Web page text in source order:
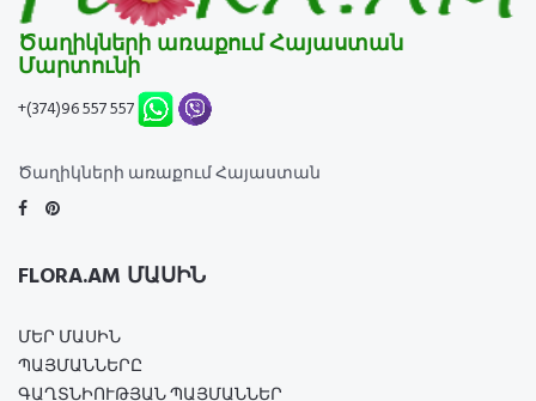
Ծաղիկների առաքում Հայաստան
Մարտունի
+(374)96 557 557
Ծաղիկների առաքում Հայաստան
FLORA.AM ՄԱՍԻՆ
ՄԵՐ ՄԱՍԻՆ
ՊԱՅՄԱՆՆԵՐԸ